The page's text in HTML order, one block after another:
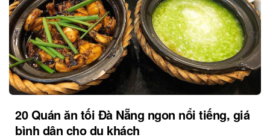
20 Quán ăn tối Đà Nẵng ngon nổi tiếng, giá
bình dân cho du khách